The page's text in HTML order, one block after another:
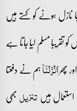
نازل ہونے کو کہتے ہیں
تقریبا مسلم لیا جاتا ہے
پھراَنۡزَلۡنَاۤہم نے دفعتا
ہیںتنزیلبھی